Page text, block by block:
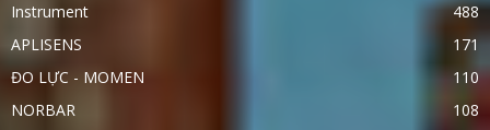
Instrument
488
APLISENS
171
ĐO LỰC - MOMEN
110
NORBAR
108